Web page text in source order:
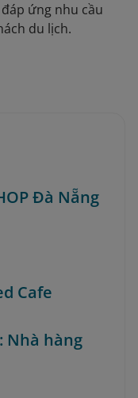
ứng nhu cầu
du lịch.
Đà Nẵng
Cafe
Nhà hàng